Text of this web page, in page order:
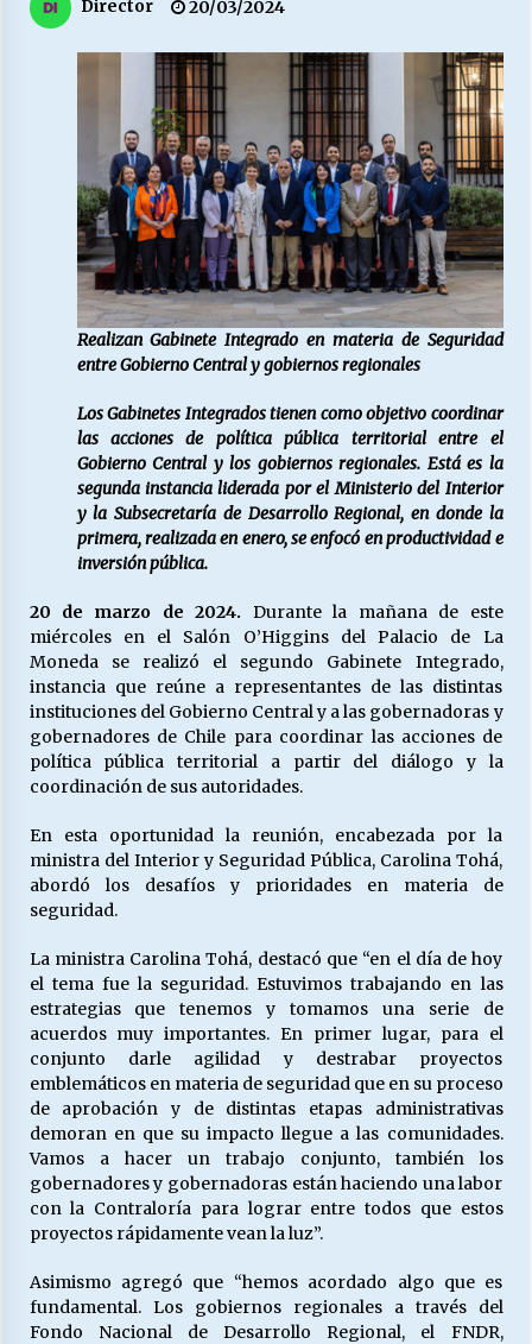
MUNICIPALIDAD, TRABAJADORES, CLIMA
LABORAL:
13/07/2026
Escuela hospitalaria El Carmen de Maipu.
25/06/2026
¿Qué habrían dicho?
23/06/2026
16/06/2026
MUNICIPALIDADES, HONORARIOS, DESPIDOS
28/05/2026
Releyendo la Rerum Novarum a 135 años. “La
cuestión social hoy”.
16/05/2026
S.O.S. a los ricos, Save Our Souls (Salvar
Nuestras Almas)
30/04/2026
18/04/2026
06/04/2026
Director 20/03/2024
Realizan Gabinete Integrado en materia de Seguridad
entre Gobierno Central y gobiernos regionales
Los Gabinetes Integrados tienen como objetivo coordinar
las acciones de política pública territorial entre el
Gobierno Central y los gobiernos regionales. Está es la
segunda instancia liderada por el Ministerio del Interior
y la Subsecretaría de Desarrollo Regional, en donde la
primera, realizada en enero, se enfocó en productividad e
inversión pública.
20 de marzo de 2024. Durante la mañana de este
miércoles en el Salón O’Higgins del Palacio de La
Moneda se realizó el segundo Gabinete Integrado,
instancia que reúne a representantes de las distintas
instituciones del Gobierno Central y a las gobernadoras y
gobernadores de Chile para coordinar las acciones de
política pública territorial a partir del diálogo y la
coordinación de sus autoridades.
En esta oportunidad la reunión, encabezada por la
ministra del Interior y Seguridad Pública, Carolina Tohá,
abordó los desafíos y prioridades en materia de
seguridad.
La ministra Carolina Tohá, destacó que “en el día de hoy
el tema fue la seguridad. Estuvimos trabajando en las
estrategias que tenemos y tomamos una serie de
acuerdos muy importantes. En primer lugar, para el
conjunto darle agilidad y destrabar proyectos
emblemáticos en materia de seguridad que en su proceso
de aprobación y de distintas etapas administrativas
demoran en que su impacto llegue a las comunidades.
Vamos a hacer un trabajo conjunto, también los
gobernadores y gobernadoras están haciendo una labor
con la Contraloría para lograr entre todos que estos
proyectos rápidamente vean la luz”.
Asimismo agregó que “hemos acordado algo que es
fundamental. Los gobiernos regionales a través del
Fondo Nacional de Desarrollo Regional, el FNDR,